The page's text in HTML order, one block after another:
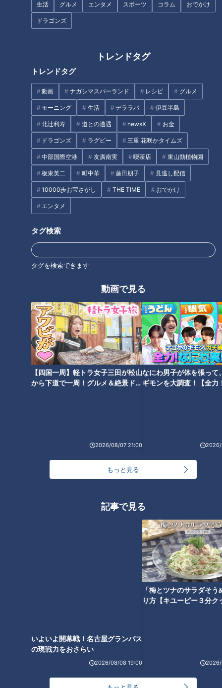
生活 グルメ エンタメ スポーツ コラム おでかけ
ドラゴンズ
トレンドタグ
トレンドタグ
動画 ナガシマスパーランド レシピ グルメ
モーニング 生活 デララバ 伊豆半島
北辻利寿 道との遭遇 newsX お金
ドラゴンズ ラグビー 三重 花咲かタイムズ
中部国際空港 友廣南実 喫茶店 東山動植物園
板東英二 町中華 藤田朋子 見逃し配信
10000歩お宝さがし THE TIME おでかけ
エンタメ
タグ検索
タグを検索できます
動画で見る
【四国一周】軽トラ女子三田が松山
から下道で一周！グルメ＆絶景ドラ
2026/08/07 21:00
なにわ男子が体を張って
ギモンを大調査！【全力
2026/
もっと見る
記事で見る
いよいよ開幕戦！名古屋グランパス
の現戦力をおさらい
2026/08/08 19:00
「梅とツナのサラダそう
り方【キユーピー３分ク
2026/
筆者所有：「サウンド・オブ・ミュージック」コレクション
訃報に驚いたのには理由がある。その3日前、ニュース解説を
担当しているラジオ番組で、プラマーさんが出演して代表作の
ひとつになった映画『サウンド・オブ・ミュージック』を話題
にしたばかりだったからだ。
第二次世界大戦前のオーストリアを舞台に、トラップ一家の家
族愛を描いたミュージカル。主人公のマリアを演じたジュリ
ー・アンドリュースさんと共に、トラップ大佐役のプラマーさ
んは、映画の中心人物として世界中の映画ファンに温かい印象
を残した。最初は厳格で冷徹だった表情が、マリアの愛と音楽
のメロディーによって溶けほぐされていく、その演技は見事な
ものだった。映画は1966年のアカデミー作品賞も受賞した。
実はわが生涯ベストワンの映画でもある。
世界的な大ヒットとなった映画『サウンド・オブ・ミュージッ
だった。かつて映画の舞台となった町ザルツブルクを訪れた時
に、オーストリア人の友人たちと映画の話になった。戦争に反
対したトラップ一家が平和を求め、米国へ亡命していくストー
リーについて、こんな言葉が飛び出した。
オーストリアは大戦中にナチス・ドイツによって併合され、戦
後は米国はじめ連合国により10年にわたって占領された辛い過
去がある。その苦難の時代を前に、祖国を離れた一家を美しく
もさぞやビックリすることだろう。
コロナ禍で映画館も苦闘